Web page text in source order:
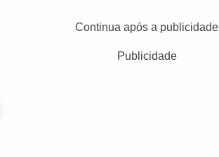
Continua após a publicidade
Publicidade